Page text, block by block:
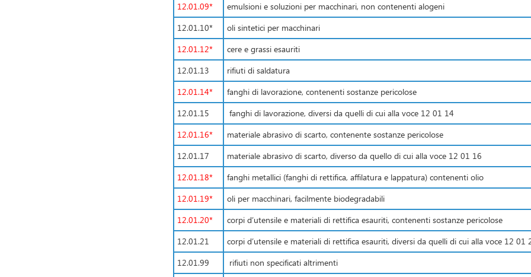
12.01.09*
emulsioni e soluzioni per macchinari, non contenenti alogeni
12.01.10*
oli sintetici per macchinari
12.01.12*
cere e grassi esauriti
12.01.13
rifiuti di saldatura
12.01.14*
fanghi di lavorazione, contenenti sostanze pericolose
12.01.15
fanghi di lavorazione, diversi da quelli di cui alla voce 12 01 14
12.01.16*
materiale abrasivo di scarto, contenente sostanze pericolose
12.01.17
materiale abrasivo di scarto, diverso da quello di cui alla voce 12 01 16
12.01.18*
fanghi metallici (fanghi di rettifica, affilatura e lappatura) contenenti olio
12.01.19*
oli per macchinari, facilmente biodegradabili
12.01.20*
corpi d’utensile e materiali di rettifica esauriti, contenenti sostanze pericolose
12.01.21
corpi d’utensile e materiali di rettifica esauriti, diversi da quelli di cui alla voce 12 01
12.01.99
rifiuti non specificati altrimenti